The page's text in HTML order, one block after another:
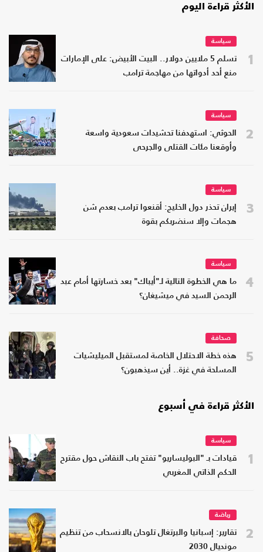
الأكثر قراءة اليوم
1
سياسة
تسلم 5 ملايين دولار.. البيت الأبيض: على الإمارات
منع أحد أدواتها من مهاجمة ترامب
2
سياسة
الحوثي: استهدفنا تحشيدات سعودية واسعة
وأوقعنا مئات القتلى والجرحى
3
سياسة
إيران تحذر دول الخليج: أقنعوا ترامب بعدم شن
هجمات وإلا سنضربكم بقوة
4
سياسة
ما هي الخطوة التالية لـ"أيباك" بعد خسارتها أمام عبد
الرحمن السيد في ميشيغان؟
5
صحافة
هذه خطة الاحتلال الخاصة لمستقبل الميليشيات
المسلحة في غزة.. أين سيذهبون؟
الأكثر قراءة في أسبوع
1
سياسة
قيادات بـ "البوليساريو" تفتح باب النقاش حول مقترح
الحكم الذاتي المغربي
2
رياضة
تقارير: إسبانيا والبرتغال تلوحان بالانسحاب من تنظيم
مونديال 2030